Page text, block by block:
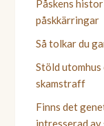
Påskens
påskkärringar
Så tolkar du
Stöld
skamstraff
Finns det
intresserad av